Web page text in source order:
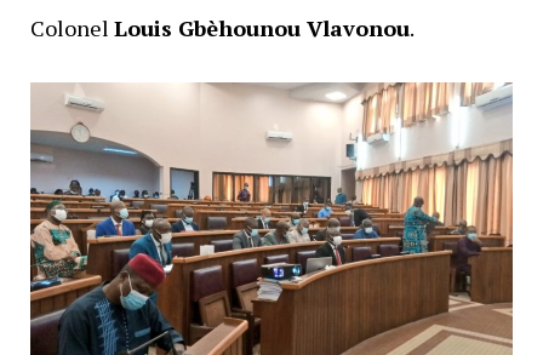
Colonel Louis Gbèhounou Vlavonou.